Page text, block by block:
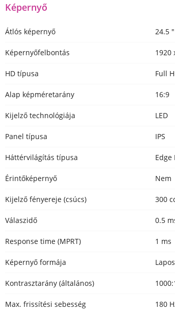
Képernyő
Átlós képernyő 24.5 "
Képernyőfelbontás 1920
HD típusa Full
Alap képméretarány 16:9
Kijelző technológiája LED
Panel típusa IPS
Háttérvilágítás típusa Edge
Érintőképernyő Nem
Kijelző fényereje (csúcs) 300
Válaszidő 0.5
Response time (MPRT) 1 ms
Képernyő formája Lapos
Kontrasztarány (általános)
Max. frissítési sebesség 180